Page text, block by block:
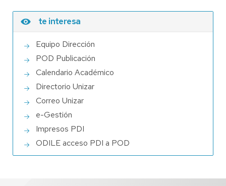
te interesa
Equipo Dirección
POD Publicación
Calendario Académico
Directorio Unizar
Correo Unizar
e-Gestión
Impresos PDI
ODILE acceso PDI a POD